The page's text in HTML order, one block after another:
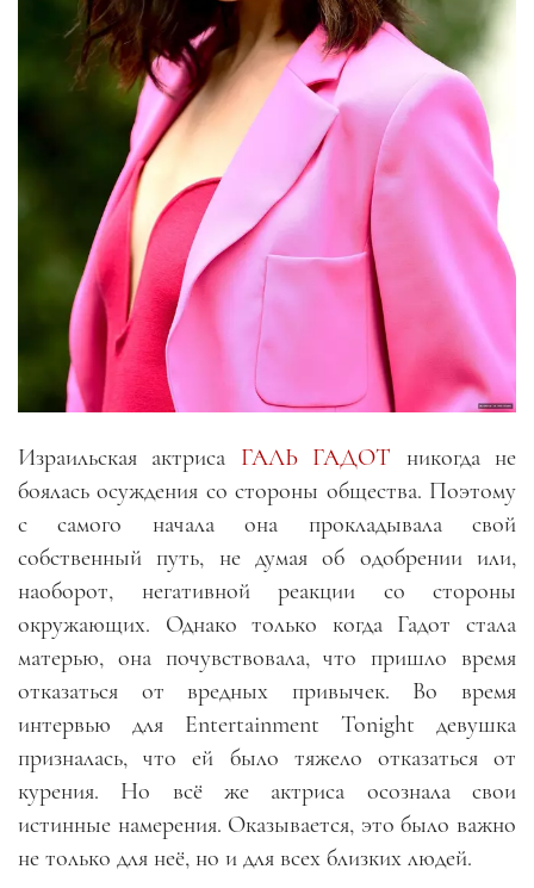
Израильская актриса ГАЛЬ ГАДОТ никогда не
боялась осуждения со стороны общества. Поэтому
с самого начала она прокладывала свой
собственный путь, не думая об одобрении или,
наоборот, негативной реакции со стороны
окружающих. Однако только когда Гадот стала
матерью, она почувствовала, что пришло время
отказаться от вредных привычек. Во время
интервью для Entertainment Tonight девушка
призналась, что ей было тяжело отказаться от
курения. Но всё же актриса осознала свои
истинные намерения. Оказывается, это было важно
не только для неё, но и для всех близких людей.